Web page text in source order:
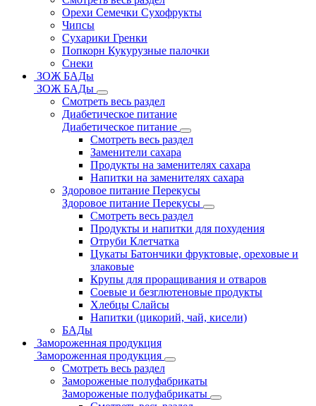
Орехи Семечки Сухофрукты
Чипсы
Сухарики Гренки
Попкорн Кукурузные палочки
Снеки
ЗОЖ БАДы
ЗОЖ БАДы
Смотреть весь раздел
Диабетическое питание
Диабетическое питание
Смотреть весь раздел
Заменители сахара
Продукты на заменителях сахара
Напитки на заменителях сахара
Здоровое питание Перекусы
Здоровое питание Перекусы
Смотреть весь раздел
Продукты и напитки для похудения
Отруби Клетчатка
Цукаты Батончики фруктовые, ореховые и
злаковые
Крупы для проращивания и отваров
Соевые и безглютеновые продукты
Хлебцы Слайсы
Напитки (цикорий, чай, кисели)
БАДы
Замороженная продукция
Замороженная продукция
Смотреть весь раздел
Замороженые полуфабрикаты
Замороженые полуфабрикаты